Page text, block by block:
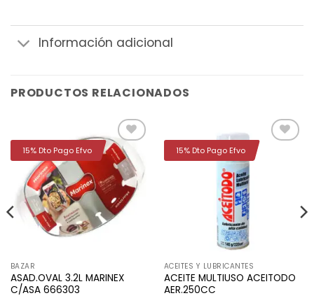
Información adicional
PRODUCTOS RELACIONADOS
Añadir
a la
lista de
deseos
BAZAR
ASAD.OVAL 3.2L MARINEX
C/ASA 666303
15% Dto Pago Efvo
ACEITES Y LUBRICANTES
ACEITE MULTIUSO ACEITODO
AER.250CC
15% Dto Pago Efvo